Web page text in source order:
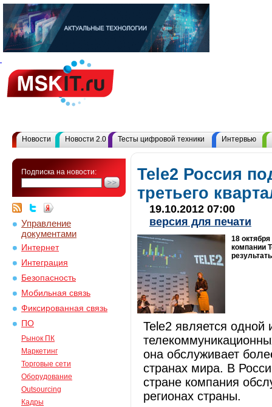
Новости Новости 2.0 Тесты цифровой техники Интервью
Подписка на новости:
Управление
документами
Интернет
Интеграция
Безопасность
Мобильная связь
Фиксированная связь
ПО
Рынок ПК
Маркетинг
Торговые сети
Оборудование
Outsourcing
Кадры
Tele2 Россия
третьего
19.10.2012 07:00
версия для печати
18
компании
Tele2 является одной
она обслуживает
странах мира. В
стране компания
регионах страны.